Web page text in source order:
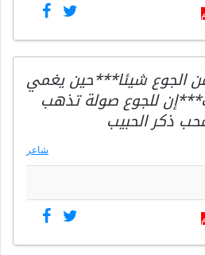
الجوع شيئا***حين يغمي
للجوع صولة تذهب
ذكر الحبيب
شاعر